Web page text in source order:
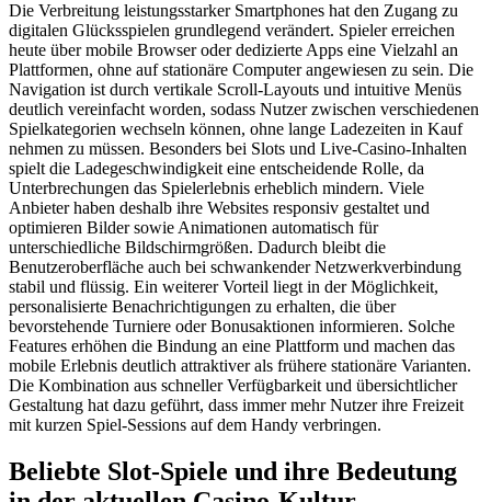
Die Verbreitung leistungsstarker Smartphones hat den Zugang zu
digitalen Glücksspielen grundlegend verändert. Spieler erreichen
heute über mobile Browser oder dedizierte Apps eine Vielzahl an
Plattformen, ohne auf stationäre Computer angewiesen zu sein. Die
Navigation ist durch vertikale Scroll-Layouts und intuitive Menüs
deutlich vereinfacht worden, sodass Nutzer zwischen verschiedenen
Spielkategorien wechseln können, ohne lange Ladezeiten in Kauf
nehmen zu müssen. Besonders bei Slots und Live-Casino-Inhalten
spielt die Ladegeschwindigkeit eine entscheidende Rolle, da
Unterbrechungen das Spielerlebnis erheblich mindern. Viele
Anbieter haben deshalb ihre Websites responsiv gestaltet und
optimieren Bilder sowie Animationen automatisch für
unterschiedliche Bildschirmgrößen. Dadurch bleibt die
Benutzeroberfläche auch bei schwankender Netzwerkverbindung
stabil und flüssig. Ein weiterer Vorteil liegt in der Möglichkeit,
personalisierte Benachrichtigungen zu erhalten, die über
bevorstehende Turniere oder Bonusaktionen informieren. Solche
Features erhöhen die Bindung an eine Plattform und machen das
mobile Erlebnis deutlich attraktiver als frühere stationäre Varianten.
Die Kombination aus schneller Verfügbarkeit und übersichtlicher
Gestaltung hat dazu geführt, dass immer mehr Nutzer ihre Freizeit
mit kurzen Spiel-Sessions auf dem Handy verbringen.
Beliebte Slot-Spiele und ihre Bedeutung